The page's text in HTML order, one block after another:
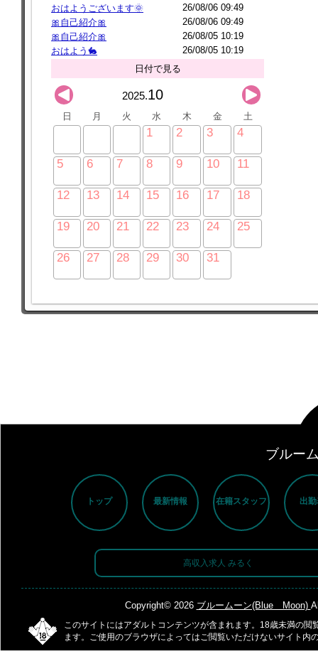
おはようございます🌞
26/08/06 09:49
🎀自己紹介🎀
26/08/06 09:49
🎀自己紹介🎀
26/08/05 10:19
おはよう🐇
26/08/05 10:19
日付で見る
2025.10
日 月 火 水 木 金 土
1 2 3 4
5 6 7 8 9 10 11
12 13 14 15 16 17 18
19 20 21 22 23 24 25
26 27 28 29 30 31
ブルー
トップ 最新情報 在籍スタッフ 出
高収入求人 みるく
Copyright© 2026 ブルームーン(Blue Moon)
このサイトにはアダルトコンテンツが含まれます。18歳未満の
ます。ご使用のブラウザによってはご閲覧いただけないサイト